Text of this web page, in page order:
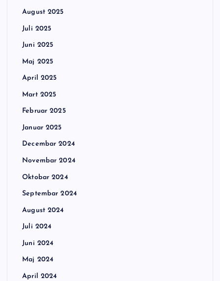
August 2025
Juli 2025
Juni 2025
Maj 2025
April 2025
Mart 2025
Februar 2025
Januar 2025
Decembar 2024
Novembar 2024
Oktobar 2024
Septembar 2024
August 2024
Juli 2024
Juni 2024
Maj 2024
April 2024